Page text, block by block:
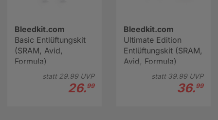
Bleedkit.com
Basic Entlüftungskit
(SRAM, Avid,
Formula)
statt 29.99UVP
26.99
Bleedkit.com
Ultimate Edition
Entlüftungskit (SRAM,
Avid, Formula)
statt 39.99UVP
36.99